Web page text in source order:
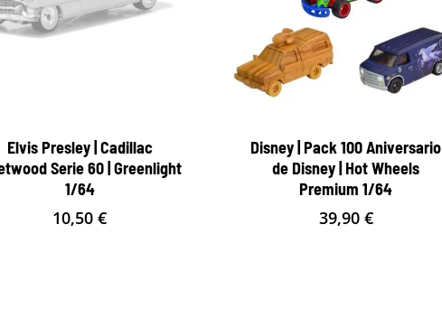
Elvis Presley | Cadillac
Serie 60 | Greenlight
1/64
10,50€
Disney | Pack 100 Aniversario
de Disney | Hot Wheels
Premium 1/64
39,90 €